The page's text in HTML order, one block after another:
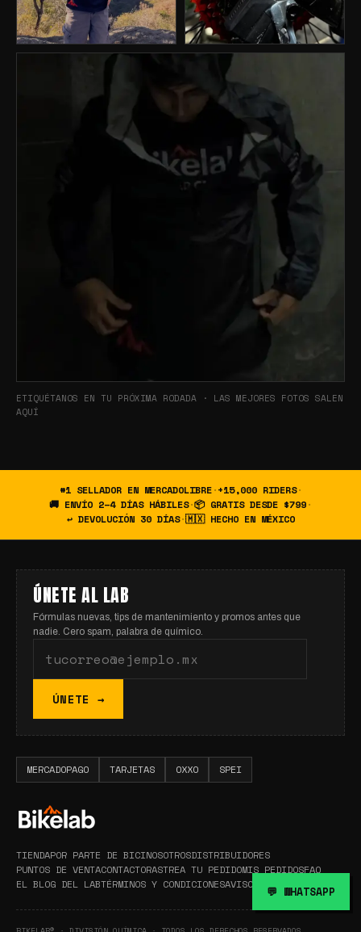
ETIQUÉTANOS EN TU PRÓXIMA RODADA · LAS MEJORES FOTOS SALEN
AQUÍ
#1 SELLADOR EN MERCADOLIBRE·+15,000 RIDERS·
🚚 ENVÍO 2–4 DÍAS HÁBILES·📦 GRATIS DESDE $799·
↩ DEVOLUCIÓN 30 DÍAS·🇲🇽 HECHO EN MÉXICO
ÚNETE AL LAB
Fórmulas nuevas, tips de mantenimiento y promos antes que
nadie. Cero spam, palabra de químico.
ÚNETE →
MERCADOPAGO TARJETAS OXXO SPEI
TIENDAPOR PARTE DE BICINOSOTROSDISTRIBUIDORES
PUNTOS DE VENTACONTACTORASTREA TU PEDIDOMIS PEDIDOSFAQ
EL BLOG DEL LABTÉRMINOS Y CONDICIONESAVISO DE PRIVACIDAD
💬 WHATSAPP